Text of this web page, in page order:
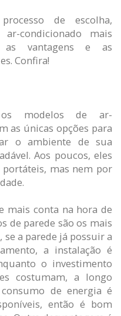
de escolha,
condicionado mais
as vantagens e as
Confira!
modelos de ar-
as únicas opções para
o ambiente de sua
Aos poucos, eles
mas nem por
mais conta na hora de
de parede são os mais
se a parede já possuir a
a instalação é
o investimento
costumam, a longo
de energia é
então é bom